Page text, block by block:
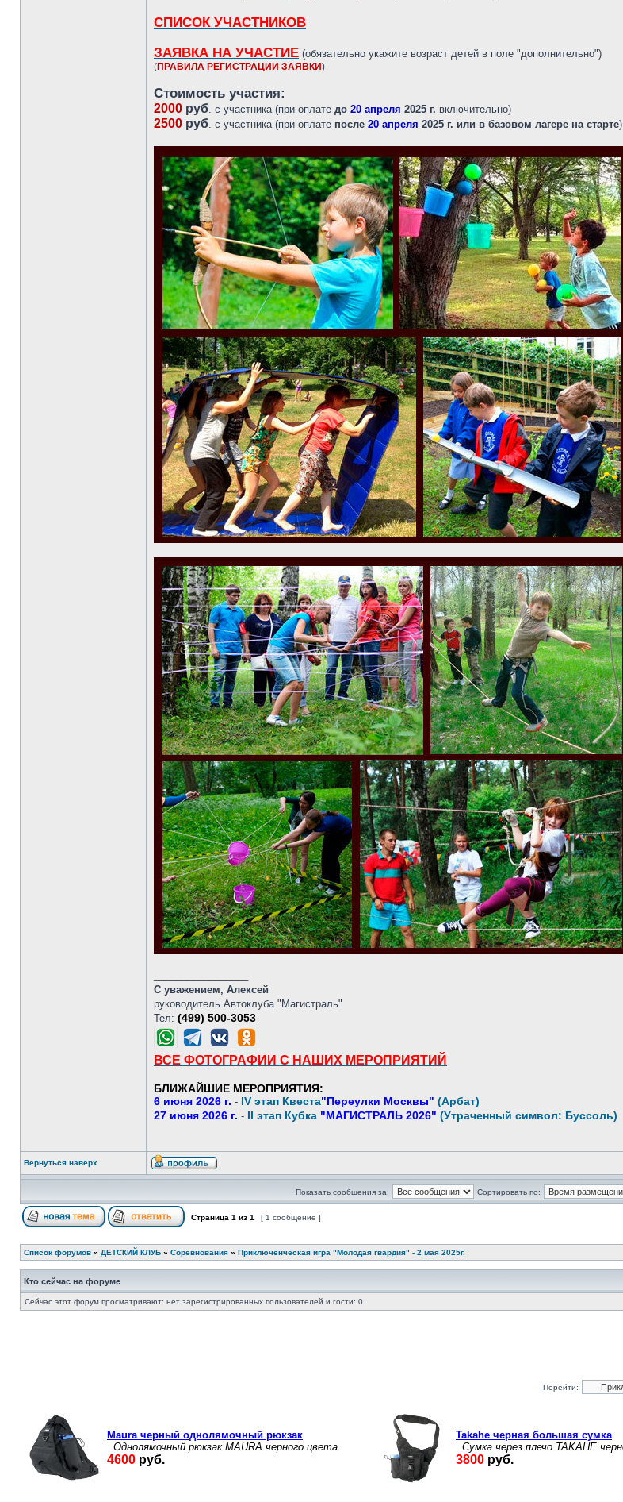
СПИСОК УЧАСТНИКОВ
ЗАЯВКА НА УЧАСТИЕ (обязательно укажите возраст детей в поле "дополнительно")
(ПРАВИЛА РЕГИСТРАЦИИ ЗАЯВКИ)
Стоимость участия:
2000 руб. с участника (при оплате до 20 апреля 2025 г. включительно)
2500 руб. с участника (при оплате после 20 апреля 2025 г. или в базовом лагере на старте)
С уважением, Алексей
руководитель Автоклуба "Магистраль"
Тел: (499) 500-3053
ВСЕ ФОТОГРАФИИ С НАШИХ МЕРОПРИЯТИЙ
БЛИЖАЙШИЕ МЕРОПРИЯТИЯ:
6 июня 2026 г. - IV этап Квеста"Переулки Москвы" (Арбат)
27 июня 2026 г. - II этап Кубка "МАГИСТРАЛЬ 2026" (Утраченный символ: Буссоль)
Вернуться наверх
Показать сообщения за: Сортировать по:
Страница 1 из 1 [ 1 сообщение ]
Список форумов » ДЕТСКИЙ КЛУБ » Соревнования » Приключенческая игра "Молодая гвардия" - 2 мая 2025г.
Кто сейчас на форуме
Сейчас этот форум просматривают: нет зарегистрированных пользователей и гости: 0
Перейти: